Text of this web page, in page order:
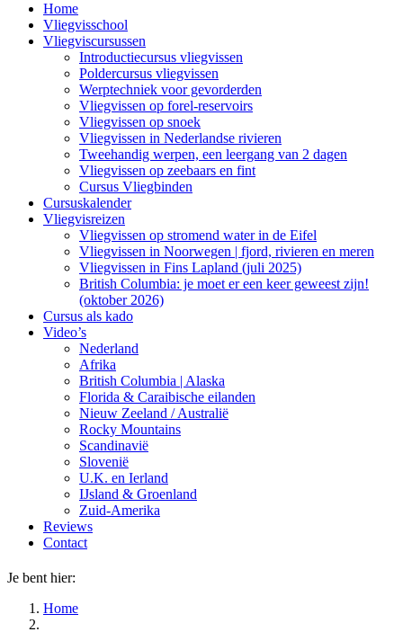
Home
Vliegvisschool
Vliegviscursussen
Introductiecursus vliegvissen
Poldercursus vliegvissen
Werptechniek voor gevorderden
Vliegvissen op forel-reservoirs
Vliegvissen op snoek
Vliegvissen in Nederlandse rivieren
Tweehandig werpen, een leergang van 2 dagen
Vliegvissen op zeebaars en fint
Cursus Vliegbinden
Cursuskalender
Vliegvisreizen
Vliegvissen op stromend water in de Eifel
Vliegvissen in Noorwegen | fjord, rivieren en meren
Vliegvissen in Fins Lapland (juli 2025)
British Columbia: je moet er een keer geweest zijn!
(oktober 2026)
Cursus als kado
Video’s
Nederland
Afrika
British Columbia | Alaska
Florida & Caraibische eilanden
Nieuw Zeeland / Australië
Rocky Mountains
Scandinavië
Slovenië
U.K. en Ierland
IJsland & Groenland
Zuid-Amerika
Reviews
Contact
Je bent hier:
Home